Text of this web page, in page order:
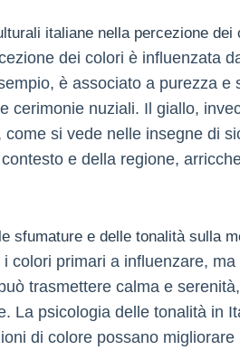
italiane nella percezione dei
dei colori è influenzata
è associato a purezza
cerimonie nuziali. Il giallo,
come si vede nelle insegne di
e della regione,
sfumature e delle tonalità sulla
colori primari a influenzare,
trasmettere calma e
La psicologia delle tonalità in
di colore possano